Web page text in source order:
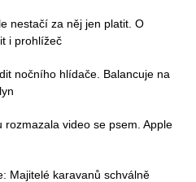
nestačí za něj jen platit. O
i prohlížeč
nočního hlídače. Balancuje na
video se psem. Apple
Majitelé karavanů schválně